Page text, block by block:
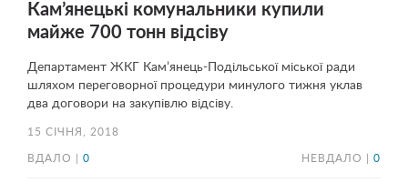
Кам’янецькі комунальники купили
майже 700 тонн відсіву
Департамент ЖКГ Кам’янець-Подільської міської ради
шляхом переговорної процедури минулого тижня уклав
два договори на закупівлю відсіву.
15 СІЧНЯ, 2018
ВДАЛО | 0 НЕВДАЛО | 0